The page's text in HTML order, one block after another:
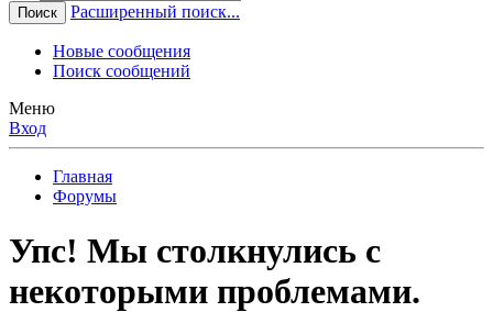
Поиск Расширенный поиск...
Новые сообщения
Поиск сообщений
Меню
Вход
Главная
Форумы
Упс! Мы столкнулись с
некоторыми проблемами.